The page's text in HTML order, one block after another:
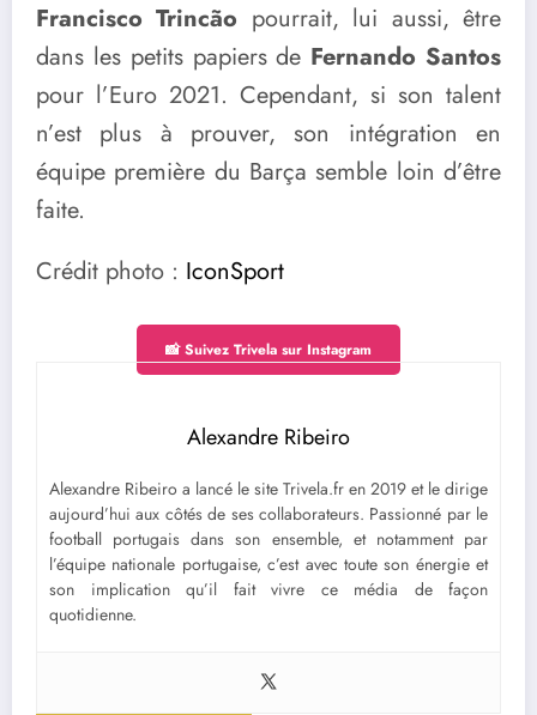
Francisco Trincão pourrait, lui aussi, être
dans les petits papiers de Fernando Santos
pour l’Euro 2021. Cependant, si son talent
n’est plus à prouver, son intégration en
équipe première du Barça semble loin d’être
faite.
Crédit photo : IconSport
📸 Suivez Trivela sur Instagram
Alexandre Ribeiro
Alexandre Ribeiro a lancé le site Trivela.fr en 2019 et le dirige
aujourd’hui aux côtés de ses collaborateurs. Passionné par le
football portugais dans son ensemble, et notamment par
l’équipe nationale portugaise, c’est avec toute son énergie et
son implication qu’il fait vivre ce média de façon
quotidienne.